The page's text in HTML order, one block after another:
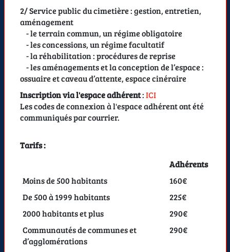
2/ Service public du cimetière : gestion, entretien,
aménagement
- le terrain commun, un régime obligatoire
- les concessions, un régime facultatif
- la réhabilitation : procédures de reprise
- les aménagements et la conception de l’espace :
ossuaire et caveau d’attente, espace cinéraire
Inscription via l'espace adhérent:ICI
Les codes de connexion à l'espace adhérent ont été
communiqués par courrier.
Tarifs :
Adhérents
Moins de 500 habitants
160€
De 500 à 1999 habitants
225€
2000 habitants et plus
290€
Communautés de communes et
d’agglomérations
290€